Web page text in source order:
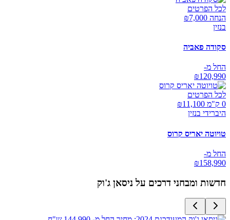
לכל הפרטים
הנחה ₪ 7,000
בנזין
סקודה פאביה
החל מ-
₪120,990
לכל הפרטים
0 ק"מ ₪
11,100
היברידי בנזין
טויוטה יאריס קרוס
החל מ-
₪158,990
חדשות ומבחני דרכים על ניסאן ג'וק